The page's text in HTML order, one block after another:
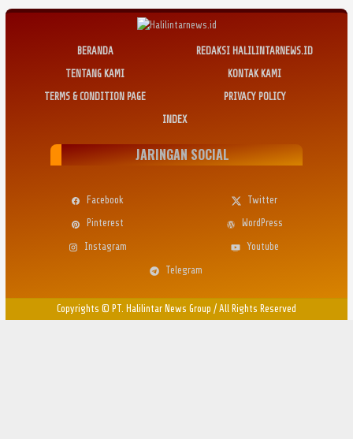
BERANDA
REDAKSI HALILINTARNEWS.ID
TENTANG KAMI
KONTAK KAMI
TERMS & CONDITION PAGE
PRIVACY POLICY
INDEX
JARINGAN SOCIAL
Facebook
Twitter
Pinterest
WordPress
Instagram
Youtube
Telegram
Copyrights © PT. Halilintar News Group / All Rights Reserved